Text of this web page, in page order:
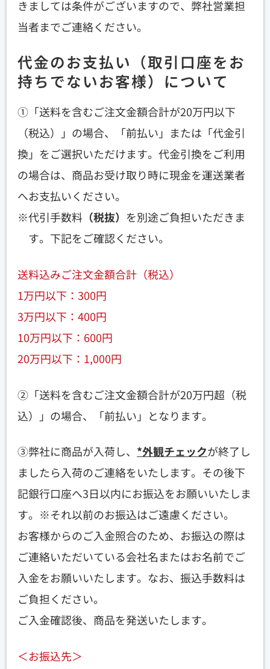
きましては条件がございますので、弊社営業担
当者までご連絡ください。
代金のお支払い（取引口座をお
持ちでないお客様）について
①「送料を含むご注文金額合計が20万円以下
（税込）」の場合、「前払い」または「代金引
換」をご選択いただけます。代金引換をご利用
の場合は、商品お受け取り時に現金を運送業者
へお支払いください。
代引手数料 （税抜） を別途ご負担いただきま
す。下記をご確認ください。
送料込みご注文金額合計（税込）
1万円以下：300円
3万円以下：400円
10万円以下：600円
20万円以下：1,000円
②「送料を含むご注文金額合計が20万円超（税
込）」の場合、「前払い」となります。
③弊社に商品が入荷し、 *外観チェックが終了し
ましたら入荷のご連絡をいたします。その後下
記銀行口座へ3日以内にお振込をお願いいたしま
す。※それ以前のお振込はご遠慮ください。
お客様からのご入金照合のため、お振込の際は
ご連絡いただいている会社名またはお名前でご
入金をお願いいたします。なお、振込手数料は
ご負担ください。
ご入金確認後、商品を発送いたします。
＜お振込先＞